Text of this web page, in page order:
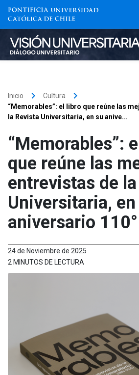
Inicio keyboard_arrow_right Cultura keyboard_arrow_right
“Memorables”: el libro que reúne las
la Revista Universitaria, en su anive...
“Memorables”:
que reúne las
entrevistas de
Universitaria, en
aniversario 110°
24 de Noviembre de 2025
2 MINUTOS DE LECTURA